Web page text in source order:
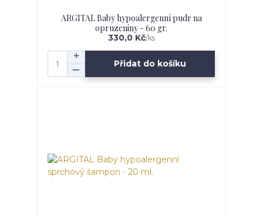
ARGITAL Baby hypoalergenní pudr na
opruzeniny - 60 gr.
330,0 Kč/ks
Přidat do košíku